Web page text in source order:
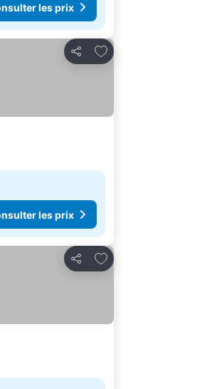
les prix
Partager
Ajouter à mes favoris
les prix
Partager
Ajouter à mes favoris